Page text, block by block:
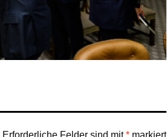
Erforderliche Felder sind mit* markiert